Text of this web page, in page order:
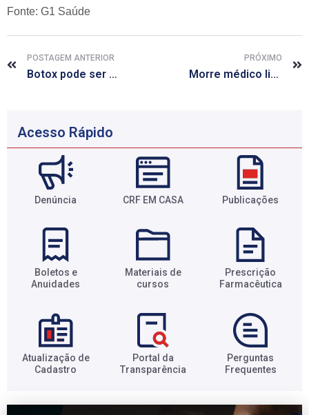
Fonte: G1 Saúde
POSTAGEM ANTERIOR
Botox pode ser usado para tratar câncer de estômago, sugere estudo
PRÓXIMO
Morre médico liberiano com ebola tratado com soro experimental ZMapp
Acesso Rápido
Denúncia CRF EM CASA Publicações
Boletos e
Anuidades​
Materiais de
cursos​
Prescrição
Farmacêutica​
Atualização de
Cadastro​
Portal da
Transparência​
Perguntas
Frequentes​